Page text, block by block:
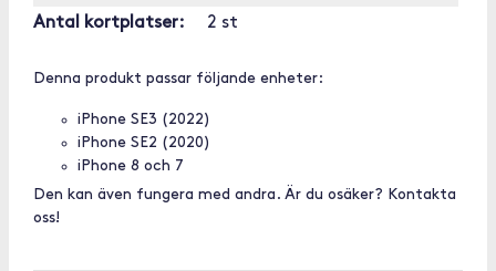
Antal kortplatser:
2 st
Denna produkt passar följande enheter:
iPhone SE3 (2022)
iPhone SE2 (2020)
iPhone 8 och 7
Den kan även fungera med andra. Är du osäker? Kontakta
oss!